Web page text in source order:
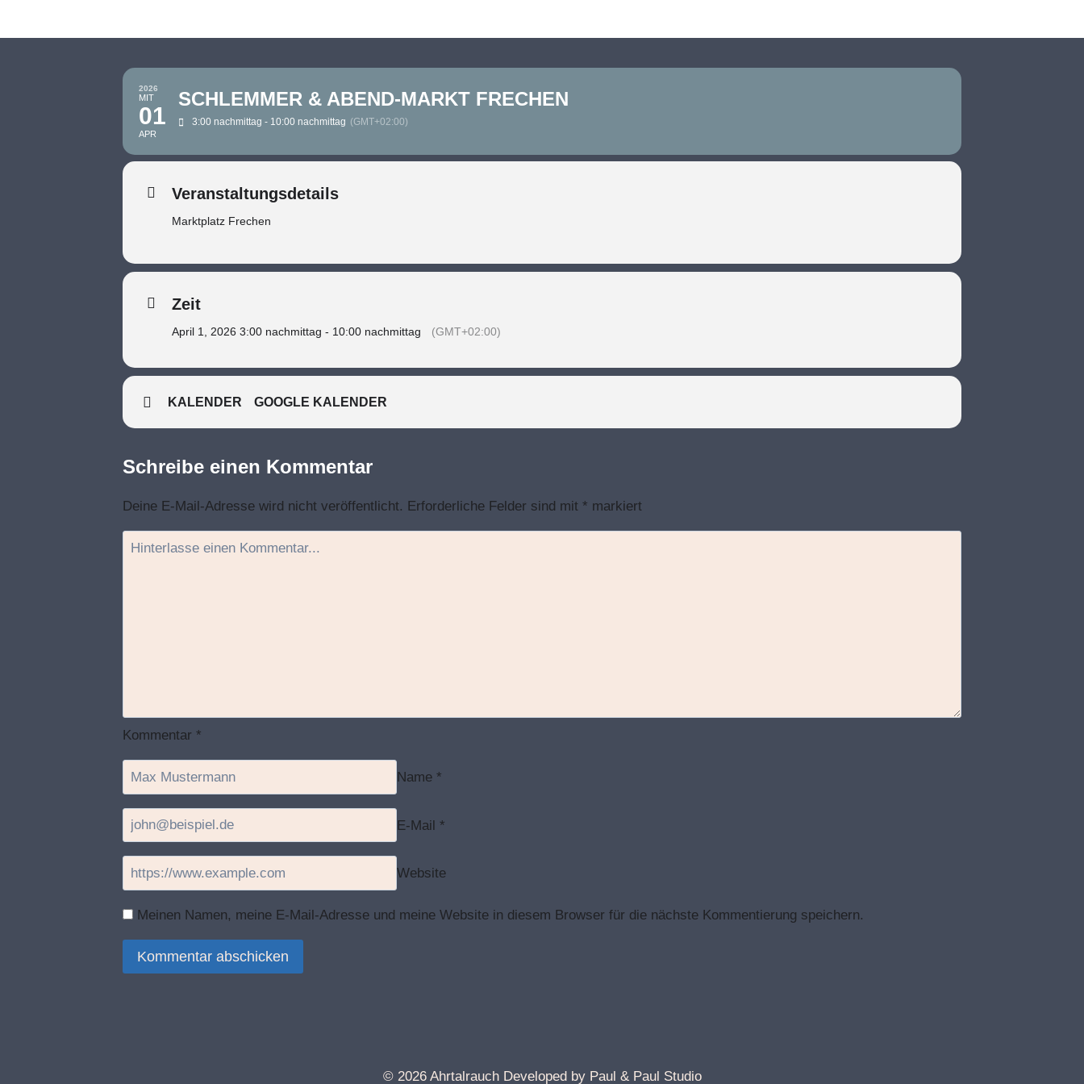
2026
MIT
01
APR
SCHLEMMER & ABEND-MARKT FRECHEN
3:00 nachmittag - 10:00 nachmittag (GMT+02:00)
Veranstaltungsdetails
Marktplatz Frechen
Zeit
April 1, 2026 3:00 nachmittag - 10:00 nachmittag (GMT+02:00)
KALENDER GOOGLE KALENDER
Schreibe einen Kommentar
Deine E-Mail-Adresse wird nicht veröffentlicht. Erforderliche Felder sind mit * markiert
Kommentar *
Name *
E-Mail *
Website
Meinen Namen, meine E-Mail-Adresse und meine Website in diesem Browser für die nächste Kommentierung speichern.
© 2026 Ahrtalrauch Developed by Paul & Paul Studio